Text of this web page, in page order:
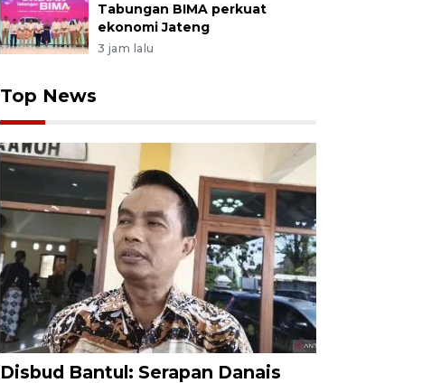
Tabungan BIMA perkuat
ekonomi Jateng
3 jam lalu
Top News
Disbud Bantul: Serapan Danais